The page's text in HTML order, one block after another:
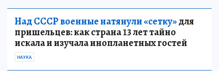
Над СССР военные натянули «сетку»для
пришельцев: как страна 13 лет тайно
искала и изучала инопланетных гостей
НАУКА